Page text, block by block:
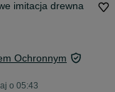
imitacja drewna
Ochronnym
o 05:43